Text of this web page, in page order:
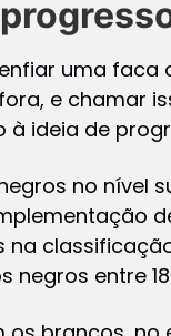
uma faca
e chamar
à ideia de
no nível
negros entre